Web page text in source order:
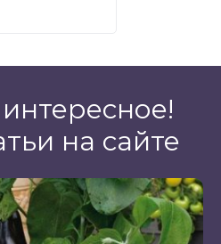
на сайте